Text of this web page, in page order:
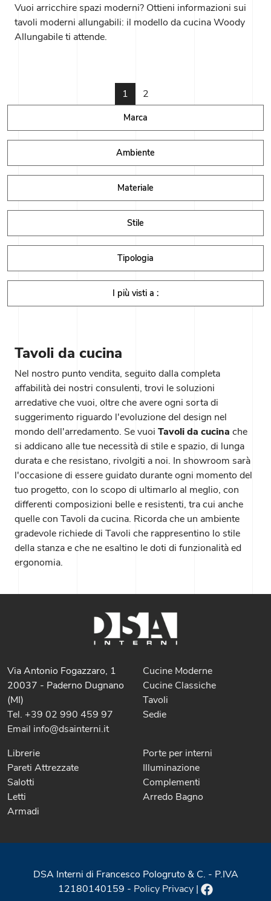
Vuoi arricchire spazi moderni? Ottieni informazioni sui
tavoli moderni allungabili: il modello da cucina Woody
Allungabile ti attende.
1 2
Marca
Ambiente
Materiale
Stile
Tipologia
I più visti a :
Tavoli da cucina
Nel nostro punto vendita, seguito dalla completa
affabilità dei nostri consulenti, trovi le soluzioni
arredative che vuoi, oltre che avere ogni sorta di
suggerimento riguardo l'evoluzione del design nel
mondo dell'arredamento. Se vuoi Tavolida cucina che
si addicano alle tue necessità di stile e spazio, di lunga
durata e che resistano, rivolgiti a noi. In showroom sarà
l'occasione di essere guidato durante ogni momento del
tuo progetto, con lo scopo di ultimarlo al meglio, con
differenti composizioni belle e resistenti, tra cui anche
quelle con Tavoli da cucina. Ricorda che un ambiente
gradevole richiede di Tavoli che rappresentino lo stile
della stanza e che ne esaltino le doti di funzionalità ed
ergonomia.
Via Antonio Fogazzaro, 1
20037 - Paderno Dugnano
(MI)
Tel. +39 02 990 459 97
Email info@dsainterni.it
Cucine Moderne
Cucine Classiche
Tavoli
Sedie
Librerie
Pareti Attrezzate
Salotti
Letti
Armadi
Porte per interni
Illuminazione
Complementi
Arredo Bagno
DSA Interni di Francesco Pologruto & C. - P.IVA
12180140159 - Policy Privacy |